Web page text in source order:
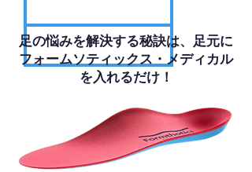
足の悩みを解決する秘訣は、足元に
フォームソティックス・メディカル
を入れるだけ！